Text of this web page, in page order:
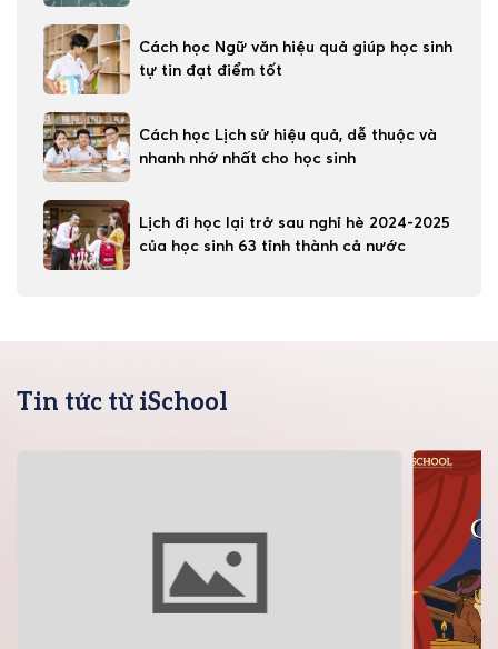
Cách học Ngữ văn hiệu quả giúp học sinh
tự tin đạt điểm tốt
Cách học Lịch sử hiệu quả, dễ thuộc và
nhanh nhớ nhất cho học sinh
Lịch đi học lại trở sau nghỉ hè 2024-2025
của học sinh 63 tỉnh thành cả nước
Tin tức từ iSchool